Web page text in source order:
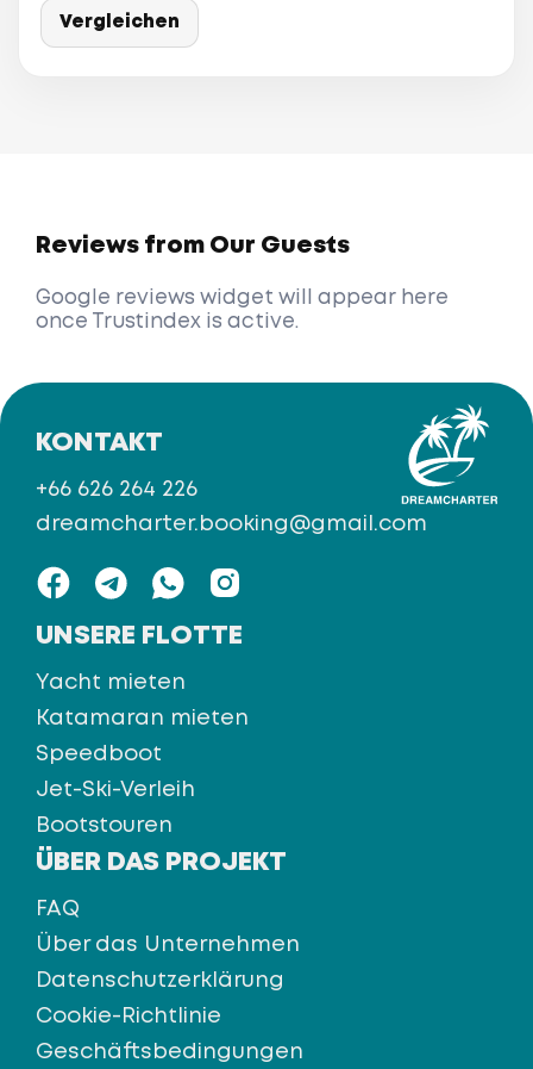
Vergleichen
Reviews from Our Guests
Google reviews widget will appear here
once Trustindex is active.
UNSERE FLOTTE
Yacht mieten
Katamaran mieten
Speedboot
Jet-Ski-Verleih
Bootstouren
ÜBER DAS PROJEKT
FAQ
Über das Unternehmen
Datenschutzerklärung
Cookie-Richtlinie
Geschäftsbedingungen
KONTAKT
+66 626 264 226
dreamcharter.booking@gmail.com